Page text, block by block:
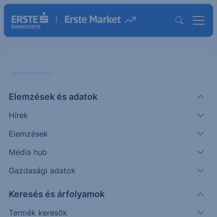
Elemzések és adatok
Hírek
Elemzések
Média hub
Gazdasági adatok
Keresés és árfolyamok
Termék keresők
forgatókönyv?
Folyamatosan megy a találgatás, hogy mikor,
hogyan és mekkora kárral ér véget az iráni-